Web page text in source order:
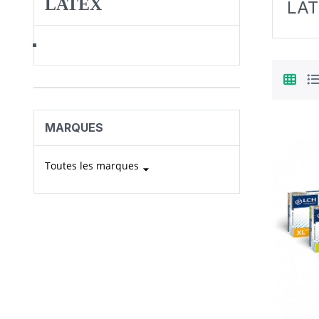
LATEX
MARQUES
Toutes les marques arrow_drop_down